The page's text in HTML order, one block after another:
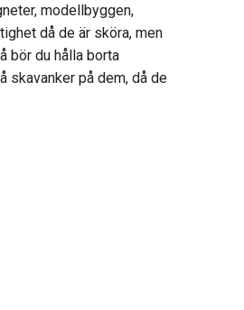
modellbyggen,
då de är sköra, men
bör du hålla borta
skavanker på dem, då de